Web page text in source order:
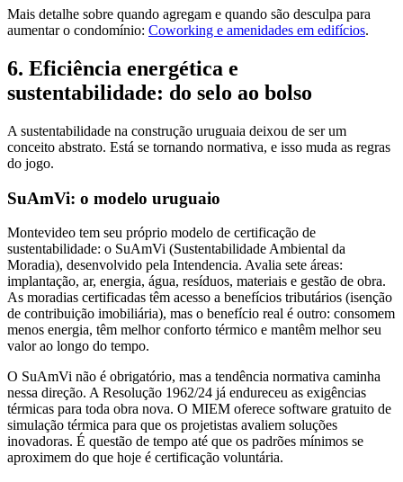
Mais detalhe sobre quando agregam e quando são desculpa para
aumentar o condomínio: Coworking e amenidades em edifícios.
6. Eficiência energética e
sustentabilidade: do selo ao bolso
A sustentabilidade na construção uruguaia deixou de ser um
conceito abstrato. Está se tornando normativa, e isso muda as regras
do jogo.
SuAmVi: o modelo uruguaio
Montevideo tem seu próprio modelo de certificação de
sustentabilidade: o SuAmVi (Sustentabilidade Ambiental da
Moradia), desenvolvido pela Intendencia. Avalia sete áreas:
implantação, ar, energia, água, resíduos, materiais e gestão de obra.
As moradias certificadas têm acesso a benefícios tributários (isenção
de contribuição imobiliária), mas o benefício real é outro: consomem
menos energia, têm melhor conforto térmico e mantêm melhor seu
valor ao longo do tempo.
O SuAmVi não é obrigatório, mas a tendência normativa caminha
nessa direção. A Resolução 1962/24 já endureceu as exigências
térmicas para toda obra nova. O MIEM oferece software gratuito de
simulação térmica para que os projetistas avaliem soluções
inovadoras. É questão de tempo até que os padrões mínimos se
aproximem do que hoje é certificação voluntária.